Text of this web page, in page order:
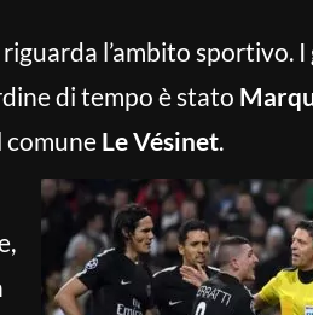
l’ambito sportivo.
di tempo è stato
comune Le Vésinet.